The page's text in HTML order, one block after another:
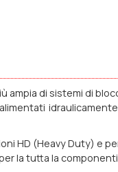
ampia di sistemi di
HD (Heavy Duty) e
la tutta la